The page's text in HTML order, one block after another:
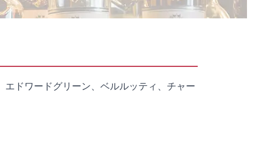
ドワードグリーン、ベルルッティ、チャー